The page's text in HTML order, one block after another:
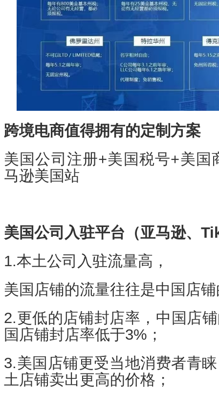
跨境电商值得拥有的定制方案
美国公司注册+美国税号+美国
马逊美国站
美国公司入驻平台（亚马逊、
1.本土公司入驻流量高，
美国店铺的流量往往是中国店
2.更低的店铺封店率，中国店
国店铺封店率低于3%；
3.美国店铺更受当地消费者青
土店铺卖出更高的价格；